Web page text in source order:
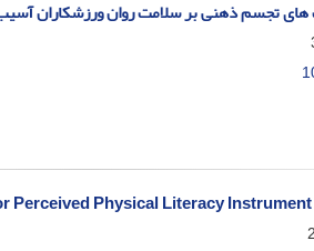
های تجسم ذهنی بر سلامت روان ورزشکاران
Perceived Physical Literacy Instrument